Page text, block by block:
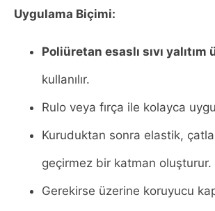
Uygulama Biçimi:
Poliüretan esaslı sıvı yalıtım
kullanılır.
Rulo veya fırça ile kolayca
Kuruduktan sonra elastik,
geçirmez bir katman oluşturur.
Gerekirse üzerine koruyucu